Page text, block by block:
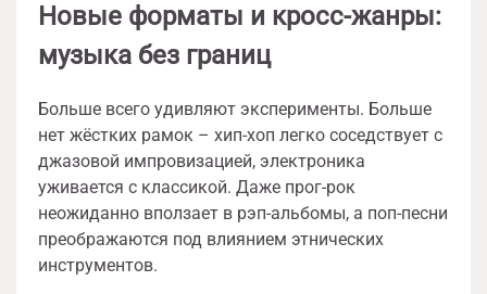
Новые форматы и кросс-жанры:
музыка без границ
Больше всего удивляют эксперименты. Больше
нет жёстких рамок – хип-хоп легко соседствует с
джазовой импровизацией, электроника
уживается с классикой. Даже прог-рок
неожиданно вползает в рэп-альбомы, а поп-песни
преображаются под влиянием этнических
инструментов.